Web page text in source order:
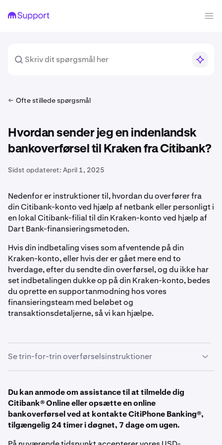
Ofte stillede spørgsmål
Hvordan sender jeg en indenlandsk
bankoverførsel til Kraken fra Citibank?
Sidst opdateret: April 1, 2025
Nedenfor er instruktioner til, hvordan du overfører fra
din Citibank-konto ved hjælp af netbank eller personligt i
en lokal Citibank-filial til din Kraken-konto ved hjælp af
Dart Bank-finansieringsmetoden.
Hvis din indbetaling vises som afventende på din
Kraken-konto, eller hvis der er gået mere end to
hverdage, efter du sendte din overførsel, og du ikke har
set indbetalingen dukke op på din Kraken-konto, bedes
du oprette en supportanmodning hos vores
finansieringsteam med beløbet og
transaktionsdetaljerne, så vi kan hjælpe.
Se trin-for-trin overførselsinstruktioner
1
Find vores overførselsinstruktioner på din Kraken-
konto
- Log ind påKraken.com.
Du kan anmode om assistance til at tilmelde dig
Citibank® Online eller opsætte en online
bankoverførsel ved at kontakte CitiPhone Banking®,
tilgængelig 24 timer i døgnet, 7 dage om ugen.